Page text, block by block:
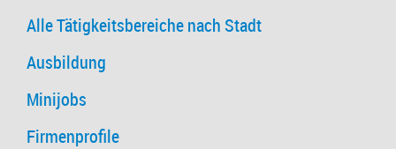
Alle Tätigkeitsbereiche nach Stadt
Ausbildung
Minijobs
Firmenprofile